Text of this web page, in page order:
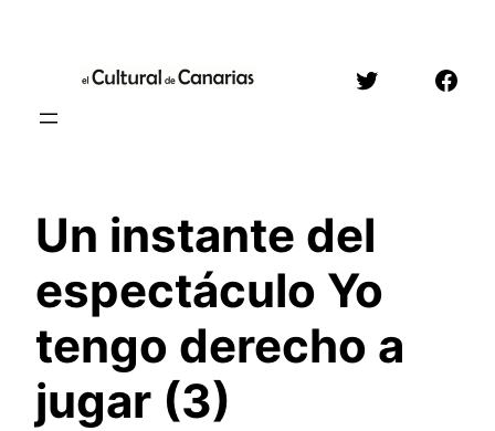
contenido
Twitter
Un instante del
espectáculo Yo
tengo derecho a
jugar (3)